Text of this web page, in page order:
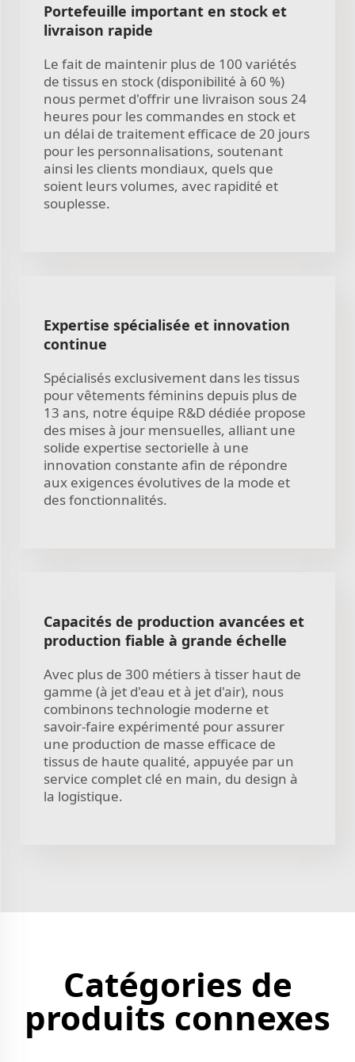
Portefeuille important en stock et
livraison rapide
Le fait de maintenir plus de 100 variétés
de tissus en stock (disponibilité à 60 %)
nous permet d'offrir une livraison sous 24
heures pour les commandes en stock et
un délai de traitement efficace de 20 jours
pour les personnalisations, soutenant
ainsi les clients mondiaux, quels que
soient leurs volumes, avec rapidité et
souplesse.
Expertise spécialisée et innovation
continue
Spécialisés exclusivement dans les tissus
pour vêtements féminins depuis plus de
13 ans, notre équipe R&D dédiée propose
des mises à jour mensuelles, alliant une
solide expertise sectorielle à une
innovation constante afin de répondre
aux exigences évolutives de la mode et
des fonctionnalités.
Capacités de production avancées et
production fiable à grande échelle
Avec plus de 300 métiers à tisser haut de
gamme (à jet d'eau et à jet d'air), nous
combinons technologie moderne et
savoir-faire expérimenté pour assurer
une production de masse efficace de
tissus de haute qualité, appuyée par un
service complet clé en main, du design à
la logistique.
Catégories de
produits connexes